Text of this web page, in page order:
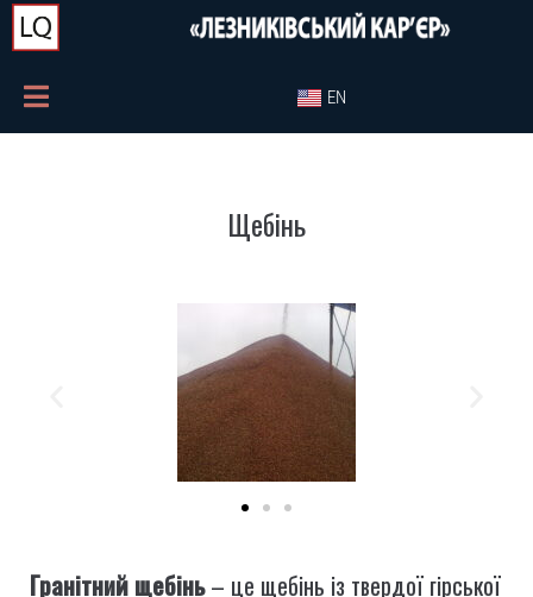
EN
Щебінь
Гранітний щебінь– це щебінь із твердої гірської